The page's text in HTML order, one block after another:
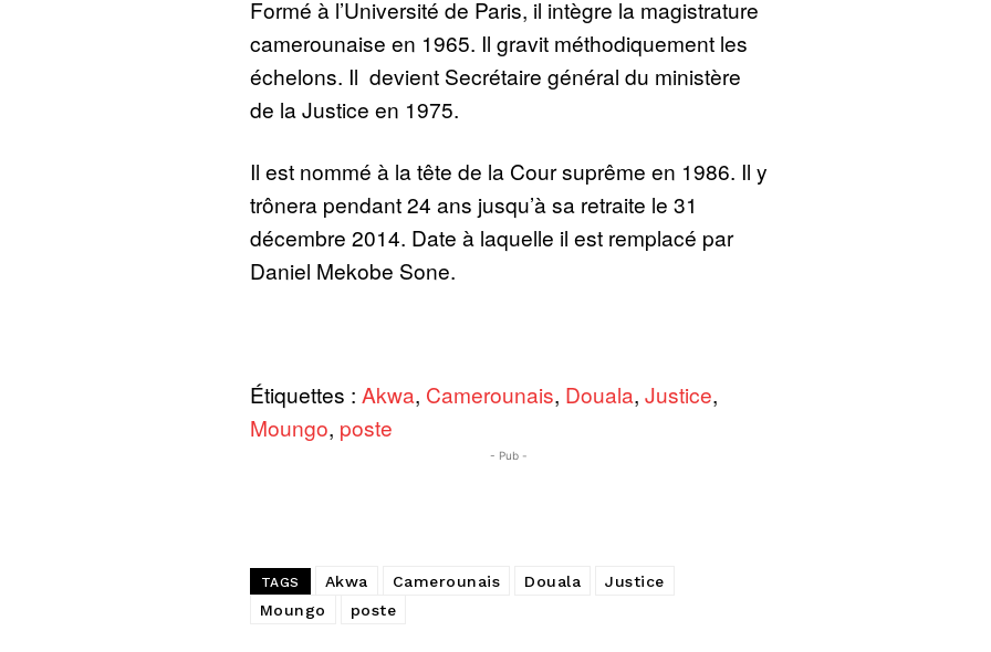
Formé à l’Université de Paris, il intègre la magistrature
camerounaise en 1965. Il gravit méthodiquement les
échelons. Il devient Secrétaire général du ministère
de la Justice en 1975.
Il est nommé à la tête de la Cour suprême en 1986. Il y
trônera pendant 24 ans jusqu’à sa retraite le 31
décembre 2014. Date à laquelle il est remplacé par
Daniel Mekobe Sone.
Étiquettes : Akwa, Camerounais, Douala, Justice,
Moungo, poste
- Pub -
TAGS Akwa Camerounais Douala
Justice
Moungo
poste